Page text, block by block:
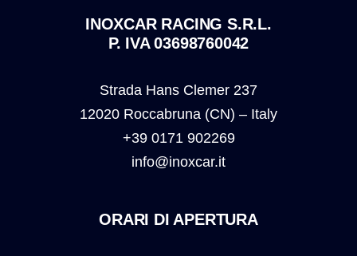
INOXCAR RACING S.R.L.
P. IVA 03698760042
Strada Hans Clemer 237
12020 Roccabruna (CN) – Italy
+39 0171 902269
info@inoxcar.it
ORARI DI APERTURA